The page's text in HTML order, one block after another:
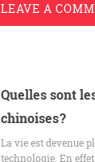
LEAVE A
Quelles sont
chinoises ?
La vie est devenue
technologie. En